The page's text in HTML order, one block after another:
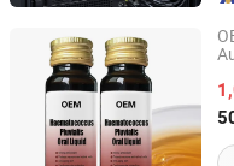
Guangzhou Tangcheng
Guangdong, China